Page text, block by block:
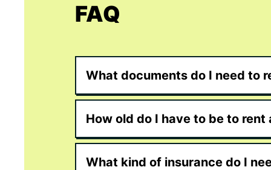
FAQ
What documents do I need to
How old do I have to be to rent
What kind of insurance do I